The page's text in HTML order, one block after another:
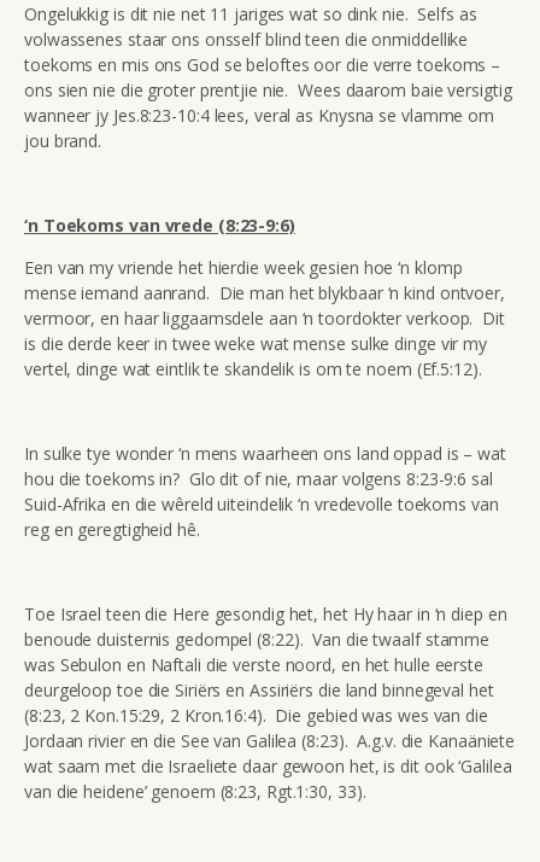
Ongelukkig is dit nie net 11 jariges wat so dink nie. Selfs as
volwassenes staar ons onsself blind teen die onmiddellike
toekoms en mis ons God se beloftes oor die verre toekoms –
ons sien nie die groter prentjie nie. Wees daarom baie versigtig
wanneer jy Jes.8:23-10:4 lees, veral as Knysna se vlamme om
jou brand.
‘n Toekoms van vrede (8:23-9:6)
Een van my vriende het hierdie week gesien hoe ‘n klomp
mense iemand aanrand. Die man het blykbaar ‘n kind ontvoer,
vermoor, en haar liggaamsdele aan ‘n toordokter verkoop. Dit
is die derde keer in twee weke wat mense sulke dinge vir my
vertel, dinge wat eintlik te skandelik is om te noem (Ef.5:12).
In sulke tye wonder ‘n mens waarheen ons land oppad is – wat
hou die toekoms in? Glo dit of nie, maar volgens 8:23-9:6 sal
Suid-Afrika en die wêreld uiteindelik ‘n vredevolle toekoms van
reg en geregtigheid hê.
Toe Israel teen die Here gesondig het, het Hy haar in ‘n diep en
benoude duisternis gedompel (8:22). Van die twaalf stamme
was Sebulon en Naftali die verste noord, en het hulle eerste
deurgeloop toe die Siriërs en Assiriërs die land binnegeval het
(8:23, 2 Kon.15:29, 2 Kron.16:4). Die gebied was wes van die
Jordaan rivier en die See van Galilea (8:23). A.g.v. die Kanaäniete
wat saam met die Israeliete daar gewoon het, is dit ook ‘Galilea
van die heidene’ genoem (8:23, Rgt.1:30, 33).